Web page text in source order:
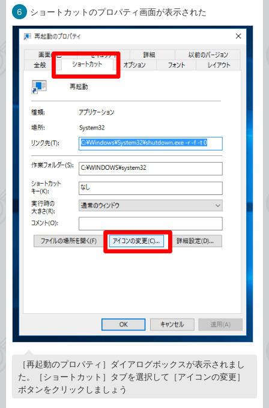
6 ショートカットのプロパティ画面が表示された
［再起動のプロパティ］ダイアログボックスが表示されまし
た。［ショートカット］タブを選択して［アイコンの変更］
ボタンをクリックしましょう